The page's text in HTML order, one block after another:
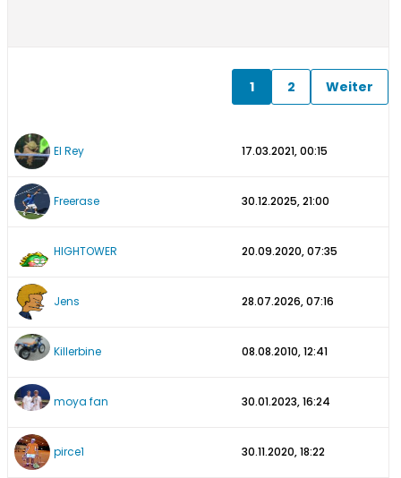
1 2 Weiter
El Rey 17.03.2021, 00:15
Freerase 30.12.2025, 21:00
HIGHTOWER 20.09.2020, 07:35
Jens 28.07.2026, 07:16
Killerbine 08.08.2010, 12:41
moya fan 30.01.2023, 16:24
pirce1 30.11.2020, 18:22